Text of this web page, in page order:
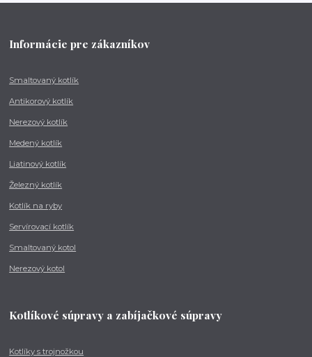
Informácie pre zákazníkov
Smaltovaný kotlík
Antikorový kotlík
Nerezový kotlík
Medený kotlík
Liatinový kotlík
Železný kotlík
Kotlík na ryby
Servírovací kotlík
Smaltovaný kotol
Nerezový kotol
Kotlíkové súpravy a zabíjačkové súpravy
Kotlíky s trojnožkou